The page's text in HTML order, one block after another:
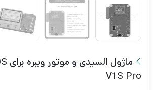
V1S Pro